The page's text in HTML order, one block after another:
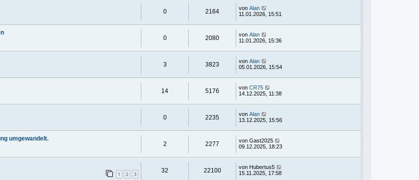
0 2164 von Alan
11.01.2026, 15:51
0 2080 von Alan
11.01.2026, 15:36
3 3823 von Alan
05.01.2026, 15:54
14 5176 von CR75
14.12.2025, 11:38
0 2235 von Alan
13.12.2025, 15:56
umgewandelt.
2 2277 von Gast2025
09.12.2025, 18:23
1 2 3
32 22100 von Hubertus5
15.11.2025, 17:58